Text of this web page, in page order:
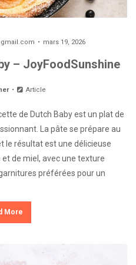
mars 19, 2026
– JoyFoodSunshine
Article
de Dutch Baby est un plat de
La pâte se prépare au
le résultat est une délicieuse
de miel, avec une texture
préférées pour un
More